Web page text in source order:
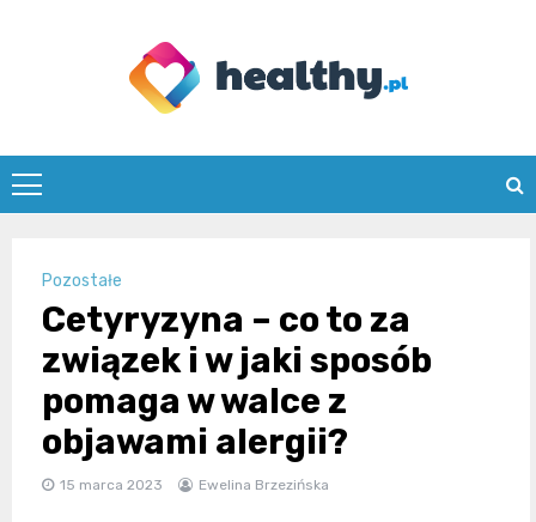
healthy.pl
Pozostałe
Cetyryzyna – co to za
związek i w jaki sposób
pomaga w walce z
objawami alergii?
15 marca 2023 Ewelina Brzezińska